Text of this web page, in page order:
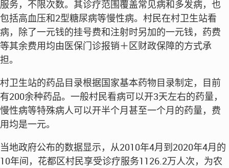
服务，不限次数。其诊疗范围覆盖常见病和多发病，也
包括高血压和2型糖尿病等慢性病。村民在村卫生站看
病，除了一元钱的挂号费和注射时另加的一元钱，药费
等其余费用均由医保门诊报销＋区财政保障的方式承
担。
村卫生站的药品目录根据国家基本药物目录制定，目前
有200余种药品。一般村民看病可以开3天左右的药量，
慢性病等特殊病人可以开半个月甚至一个月的药量，费
用均是一元。
当地政府公布的数据显示，从2010年4月到2020年4月的
10年间，花都区村民享受诊疗服务1126.2万人次，为农